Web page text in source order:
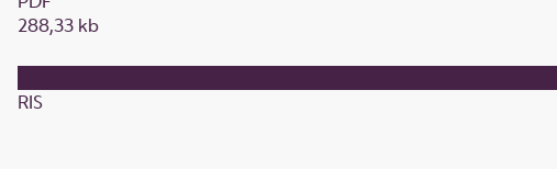
288,33 kb
RIS